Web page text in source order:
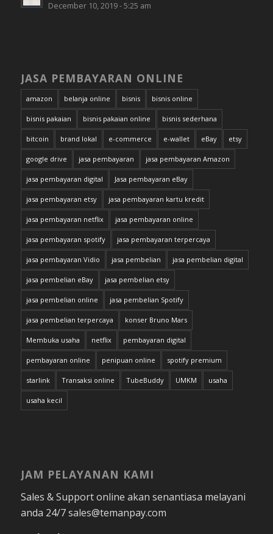
December 10, 2019 - 5:25 am
JASA PEMBAYARAN ONLINE
amazon belanja online bisnis bisnis online
bisnis pakaian bisnis pakaian online bisnis sederhana
bitcoin brand lokal e-commerce e-wallet eBay etsy
google drive jasa pembayaran jasa pembayaran Amazon
jasa pembayaran digital Jasa pembayaran eBay
jasa pembayaran etsy jasa pembayaran kartu kredit
jasa pembayaran netflix jasa pembayaran online
jasa pembayaran spotify jasa pembayaran terpercaya
jasa pembayaran Vidio jasa pembelian jasa pembelian digital
jasa pembelian eBay jasa pembelian etsy
jasa pembelian online jasa pembelian Spotify
jasa pembelian terpercaya konser Bruno Mars
Membuka usaha netflix pembayaran digital
pembayaran online penipuan online spotify premium
starlink Transaksi online TubeBuddy UMKM usaha
usaha kecil
JAM PELAYANAN KAMI
Sales & Support online akan senantiasa melayani
anda 24/7 sales@temanpay.com